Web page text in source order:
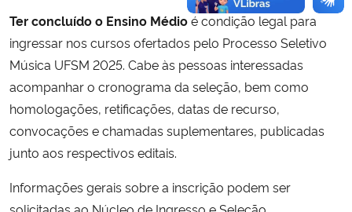
Ter concluído o Ensino Médioé condição legal para
ingressar nos cursos ofertados pelo Processo Seletivo
Música UFSM 2025. Cabe às pessoas interessadas
acompanhar o cronograma da seleção, bem como
homologações, retificações, datas de recurso,
convocações e chamadas suplementares, publicadas
junto aos respectivos editais.
Informações gerais sobre a inscrição podem ser
solicitadas ao Núcleo de Ingresso e Seleção